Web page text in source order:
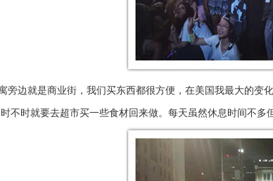
边就是商业街，我们买东西都很方便，在美国我最大的变
不时就要去超市买一些食材回来做。每天虽然休息时间不多